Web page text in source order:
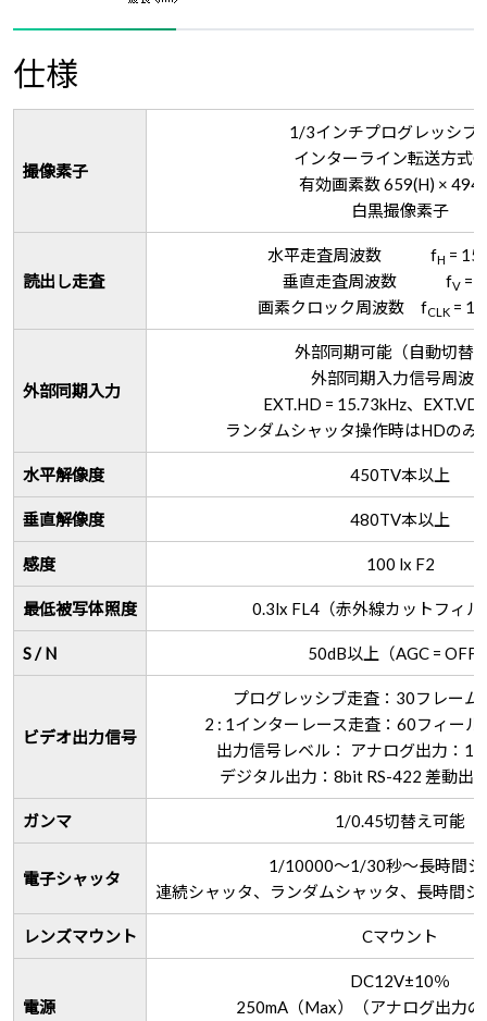
仕様
撮像素子
1/3インチプログレッシブ
インターライン転送方式
有効画素数 659(H) ×
白黒撮像素子
読出し走査
水平走査周波数 fH =
垂直走査周波数 fV=
画素クロック周波数 fCLK =
外部同期入力
外部同期可能（自動切替
外部同期入力信号周波
EXT.HD = 15.73kHz、EXT.VD
ランダムシャッタ操作時はHDのみ
水平解像度 450TV本以上
垂直解像度 480TV本以上
感度 100 lx F2
最低被写体照度 0.3lx FL4（赤外線カットフィ
S / N 50dB以上（AGC = OFF
ビデオ出力信号
プログレッシブ走査：30フレー
2 : 1インターレース走査：60フィー
出力信号レベル： アナログ出力：
デジタル出力：8bit RS-422 差動出
ガンマ 1/0.45切替え可能
電子シャッタ
1/10000～1/30秒～長時間シ
連続シャッタ、ランダムシャッタ、長時間
レンズマウント Cマウント
電源
DC12V±10％
250mA（Max）（アナログ出力